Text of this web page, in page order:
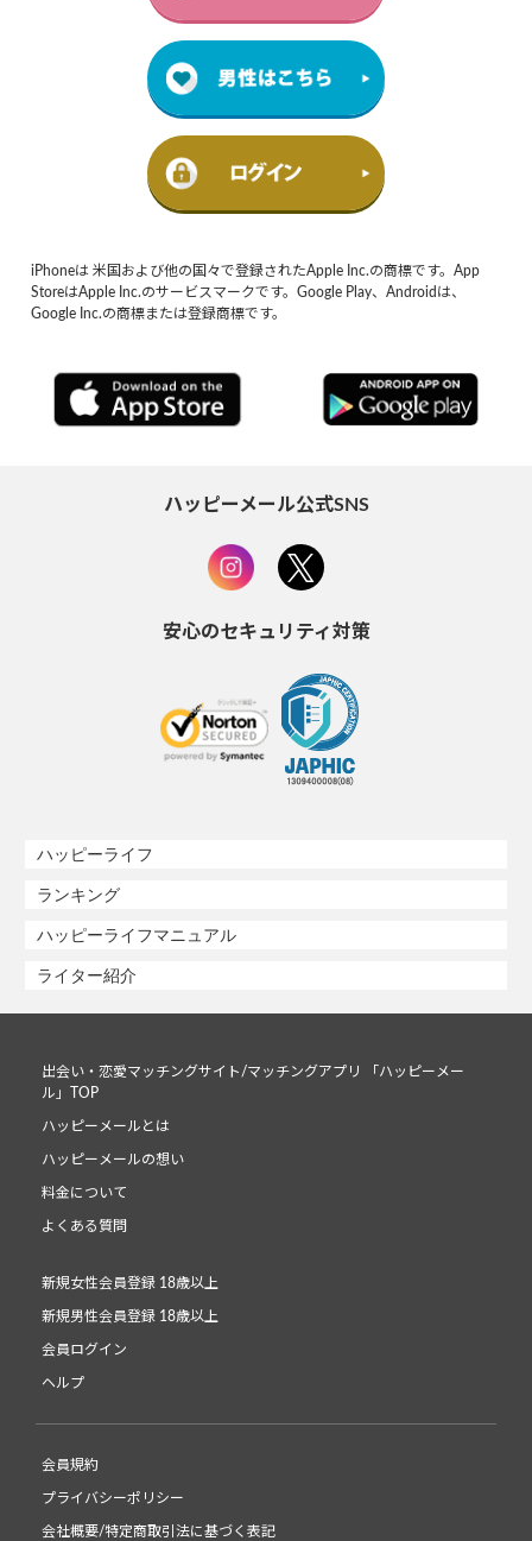
iPhoneは 米国および他の国々で登録されたApple Inc.の商標です。App
StoreはApple Inc.のサービスマークです。Google Play、Androidは、
Google Inc.の商標または登録商標です。
ハッピーメール公式SNS
安心のセキュリティ対策
ハッピーライフ
ランキング
ハッピーライフマニュアル
ライター紹介
出会い・恋愛マッチングサイト/マッチングアプリ 「ハッピーメー
ル」TOP
ハッピーメールとは
ハッピーメールの想い
料金について
よくある質問
新規女性会員登録 18歳以上
新規男性会員登録 18歳以上
会員ログイン
ヘルプ
会員規約
プライバシーポリシー
会社概要/特定商取引法に基づく表記